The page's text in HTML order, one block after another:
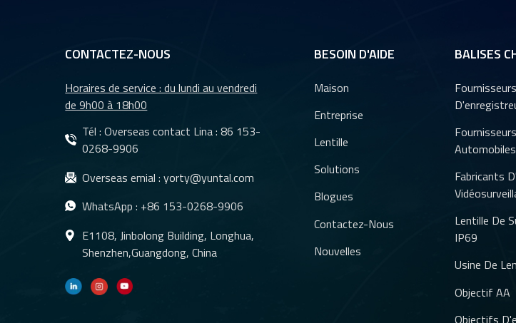
CONTACTEZ-NOUS
Horaires de service : du lundi au vendredi
de 9h00 à 18h00
Tél : Overseas contact Lina :86 153-
0268-9906
Overseas emial :yorty@yuntal.com
WhatsApp : +86 153-0268-9906
E1108, Jinbolong Building, Longhua,
Shenzhen,Guangdong, China
BESOIN D'AIDE
Maison
Entreprise
Lentille
Solutions
Blogues
Contactez-Nous
Nouvelles
BALISES
Automobiles
Fabricants
Lentille De
IP69
Usine De
Objectif AA
Objectifs